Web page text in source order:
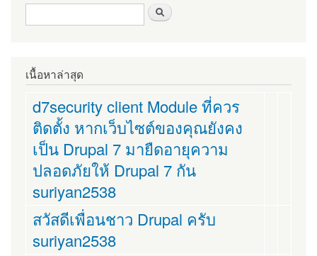
ฟอร์มค้นหา
เนื้อหาล่าสุด
d7security client Module ที่ควร
ติดตั้ง หากเว็บไซต์ของคุณยังคง
เป็น Drupal 7 มายืดอายุความ
ปลอดภัยให้ Drupal 7 กัน
suriyan2538
สวัสดีเพื่อนชาว Drupal ครับ
suriyan2538